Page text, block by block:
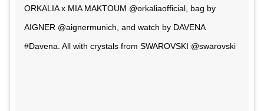
ORKALIA x MIA MAKTOUM @orkaliaofficial, bag by
AIGNER @aignermunich, and watch by DAVENA
#Davena. All with crystals from SWAROVSKI @swarovski